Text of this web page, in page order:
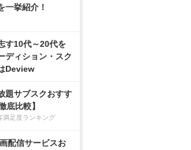
一挙紹介！
す10代～20代を
ディション・スク
Deview
題サブスクおすす
底比較】
満足度ランキング
配信サービスお